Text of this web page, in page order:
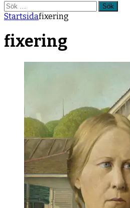
Sök
efter:
Startsidafixering
fixering